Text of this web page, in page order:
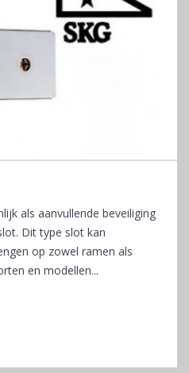
als aanvullende beveiliging
Dit type slot kan
op zowel ramen als
en modellen...